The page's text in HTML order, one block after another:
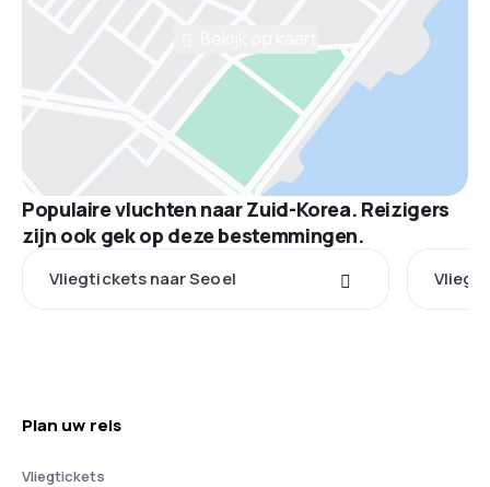
Populaire vluchten naar Zuid-Korea. Reizigers
zijn ook gek op deze bestemmingen.
Vliegtickets naar Seoel
Plan uw reis
Vliegtickets